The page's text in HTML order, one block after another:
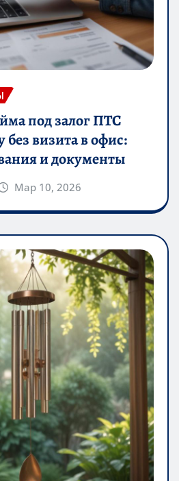
под залог ПТС
без визита в офис:
и документы
Мар 10, 2026